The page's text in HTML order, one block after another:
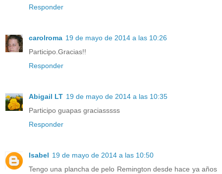
Responder
carolroma 19 de mayo de 2014 a las 10:26
Participo.Gracias!!
Responder
Abigail LT 19 de mayo de 2014 a las 10:35
Participo guapas graciasssss
Responder
Isabel 19 de mayo de 2014 a las 10:50
Tengo una plancha de pelo Remington desde hace ya años